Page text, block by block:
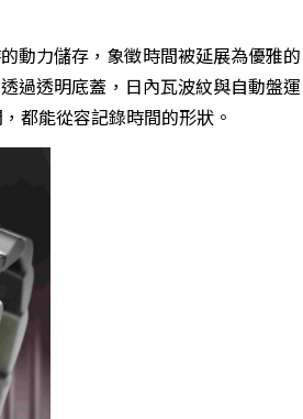
動力儲存，象徵時間被延展為優雅的
過透明底蓋，日內瓦波紋與自動盤運
都能從容記錄時間的形狀。